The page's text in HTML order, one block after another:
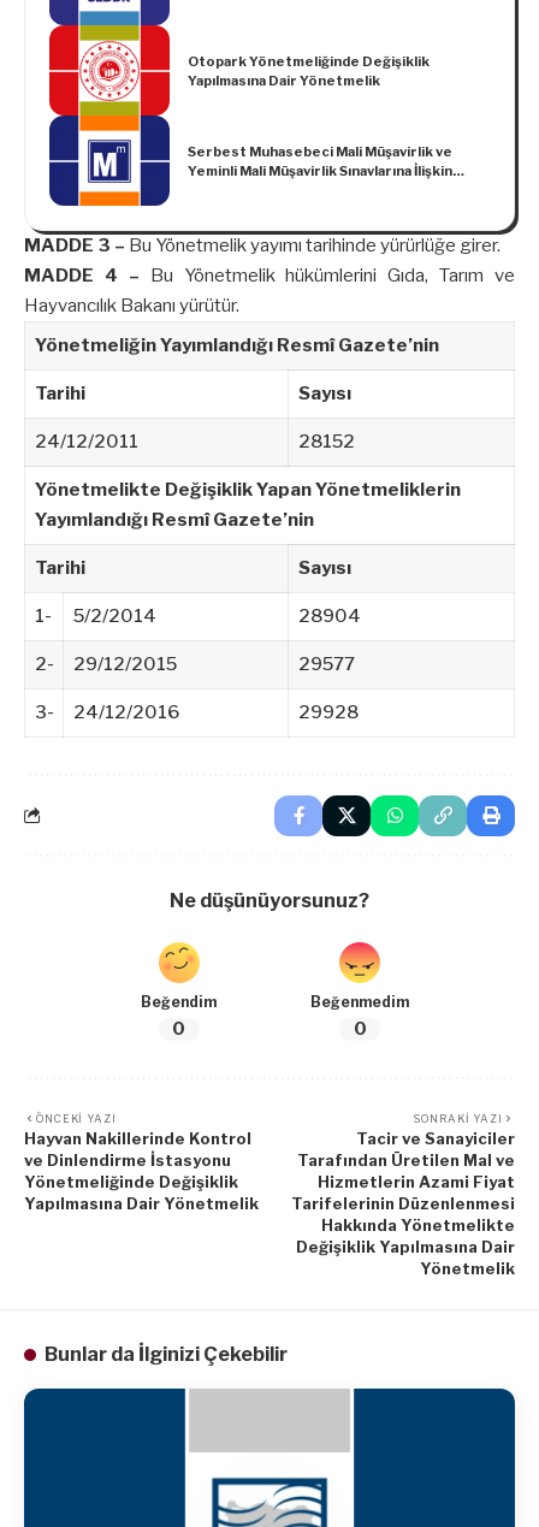
Otopark Yönetmeliğinde Değişiklik
Yapılmasına Dair Yönetmelik
Serbest Muhasebeci Mali Müşavirlik ve
Yeminli Mali Müşavirlik Sınavlarına İlişkin
MADDE 3 – Bu Yönetmelik yayımı tarihinde yürürlüğe girer.
MADDE 4 – Bu Yönetmelik hükümlerini Gıda, Tarım ve
Hayvancılık Bakanı yürütür.
Yönetmeliğin Yayımlandığı Resmî Gazete’nin
Tarihi Sayısı
24/12/2011 28152
Yönetmelikte Değişiklik Yapan Yönetmeliklerin
Yayımlandığı Resmî Gazete’nin
Tarihi Sayısı
1- 5/2/2014 28904
2- 29/12/2015 29577
3- 24/12/2016 29928
Ne düşünüyorsunuz?
Beğendim
0
Beğenmedim
0
ÖNCEKI YAZI
Hayvan Nakillerinde Kontrol
ve Dinlendirme İstasyonu
Yönetmeliğinde Değişiklik
Yapılmasına Dair Yönetmelik
SONRAKI YAZI
Tacir ve Sanayiciler
Tarafından Üretilen Mal ve
Hizmetlerin Azami Fiyat
Tarifelerinin Düzenlenmesi
Hakkında Yönetmelikte
Değişiklik Yapılmasına Dair
Yönetmelik
Bunlar da İlginizi Çekebilir